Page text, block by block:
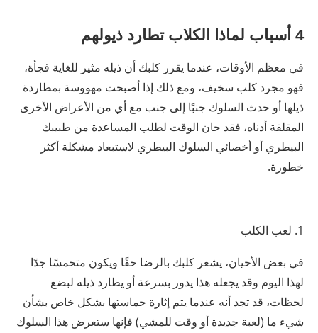
4 أسباب لماذا الكلاب تطارد ذيولهم
في معظم الأوقات، عندما يقرر كلبك أن ذيله مثير للغاية فجأة،
فهو مجرد كلب سخيف، ومع ذلك إذا أصبحت مهووسة بمطاردة
ذيلها أو حدث السلوك جنبًا إلى جنب مع أي من الأعراض الأخرى
المقلقة أدناه، فقد حان الوقت لطلب المساعدة من طبيبك
البيطري أو أخصائي السلوك البيطري لاستبعاد مشكلة أكثر
خطورة.
1. لعب الكلب
في بعض الأحيان، يشعر كلبك بالرضا حقًا ويكون متحمسًا جدًا
لهذا اليوم وقد يجعله هذا يدور بسرعة أو يطارد ذيله لبضع
لحظات، قد تجد أنه عندما يتم إثارة حماستها بشكل خاص بشأن
شيء ما (لعبة جديدة أو وقت للمشي) فإنها ستعرض هذا السلوك